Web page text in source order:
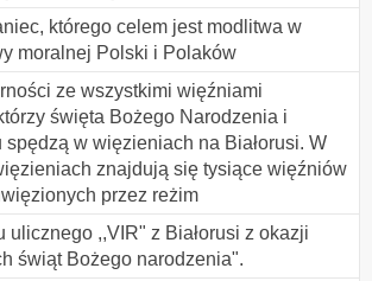
którego celem jest modlitwa w
moralnej Polski i Polaków
ze wszystkimi więźniami
święta Bożego Narodzenia i
spędzą w więzieniach na Białorusi. W
znajdują się tysiące więźniów
przez reżim
ulicznego ,,VIR" z Białorusi z okazji
świąt Bożego narodzenia".